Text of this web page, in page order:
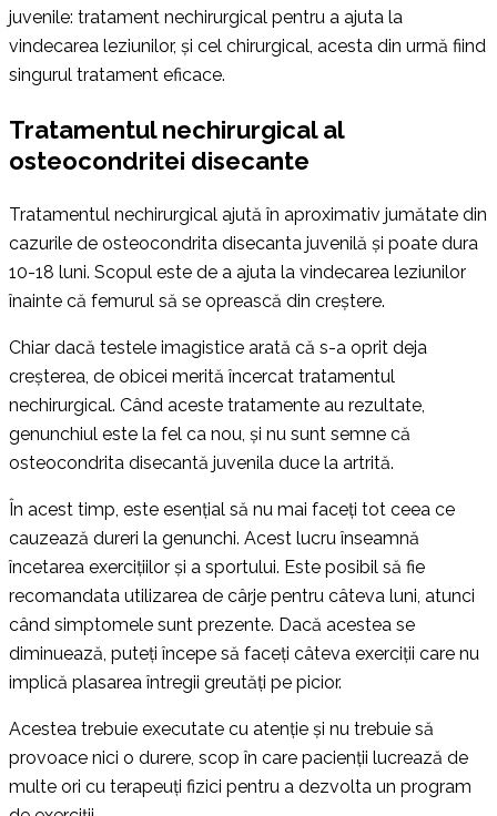
juvenile: tratament nechirurgical pentru a ajuta la
vindecarea leziunilor, și cel chirurgical, acesta din urmă fiind
singurul tratament eficace.
Tratamentul nechirurgical al
osteocondritei disecante
Tratamentul nechirurgical ajută în aproximativ jumătate din
cazurile de osteocondrita disecanta juvenilă și poate dura
10-18 luni. Scopul este de a ajuta la vindecarea leziunilor
înainte că femurul să se oprească din creștere.
Chiar dacă testele imagistice arată că s-a oprit deja
creșterea, de obicei merită încercat tratamentul
nechirurgical. Când aceste tratamente au rezultate,
genunchiul este la fel ca nou, și nu sunt semne că
osteocondrita disecantă juvenila duce la artrită.
În acest timp, este esențial să nu mai faceți tot ceea ce
cauzează dureri la genunchi. Acest lucru înseamnă
încetarea exercițiilor și a sportului. Este posibil să fie
recomandata utilizarea de cârje pentru câteva luni, atunci
când simptomele sunt prezente. Dacă acestea se
diminuează, puteți începe să faceți câteva exerciții care nu
implică plasarea întregii greutăți pe picior.
Acestea trebuie executate cu atenție și nu trebuie să
provoace nici o durere, scop în care pacienții lucrează de
multe ori cu terapeuți fizici pentru a dezvolta un program